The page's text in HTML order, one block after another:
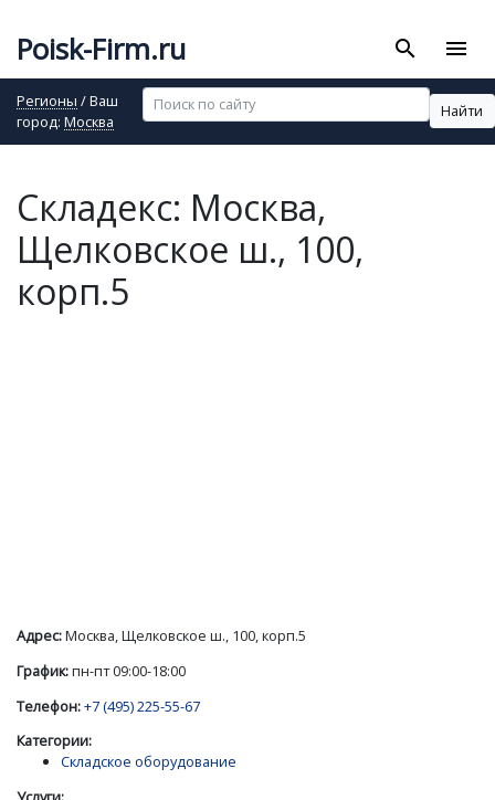
Poisk-Firm.ru search menu
Регионы / Ваш
город: Москва
Найти
Складекс: Москва,
Щелковское ш., 100,
корп.5
Адрес:Москва, Щелковское ш., 100, корп.5
График:пн-пт 09:00-18:00
Телефон:+7 (495) 225-55-67
Категории:
Складское оборудование